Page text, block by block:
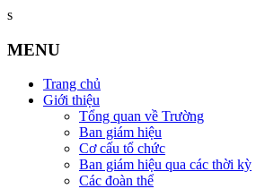
s
MENU
Trang chủ
Giới thiệu
Tổng quan về Trường
Ban giám hiệu
Cơ cấu tổ chức
Ban giám hiệu qua các thời kỳ
Các đoàn thể